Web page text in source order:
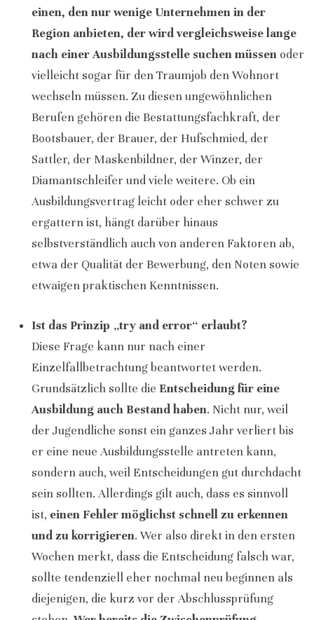
einen, den nur wenige Unternehmen in der
Region anbieten, der wird vergleichsweise lange
nach einer Ausbildungsstelle suchen müssenoder
vielleicht sogar für den Traumjob den Wohnort
wechseln müssen. Zu diesen ungewöhnlichen
Berufen gehören die Bestattungsfachkraft, der
Bootsbauer, der Brauer, der Hufschmied, der
Sattler, der Maskenbildner, der Winzer, der
Diamantschleifer und viele weitere. Ob ein
Ausbildungsvertrag leicht oder eher schwer zu
ergattern ist, hängt darüber hinaus
selbstverständlich auch von anderen Faktoren ab,
etwa der Qualität der Bewerbung, den Noten sowie
etwaigen praktischen Kenntnissen.
Ist das Prinzip „try and error“ erlaubt?
Diese Frage kann nur nach einer
Einzelfallbetrachtung beantwortet werden.
Grundsätzlich sollte die Entscheidung für eine
Ausbildung auch Bestand haben. Nicht nur, weil
der Jugendliche sonst ein ganzes Jahr verliert bis
er eine neue Ausbildungsstelle antreten kann,
sondern auch, weil Entscheidungen gut durchdacht
sein sollten. Allerdings gilt auch, dass es sinnvoll
ist, einen Fehler möglichst schnell zu erkennen
und zu korrigieren. Wer also direkt in den ersten
Wochen merkt, dass die Entscheidung falsch war,
sollte tendenziell eher nochmal neu beginnen als
diejenigen, die kurz vor der Abschlussprüfung